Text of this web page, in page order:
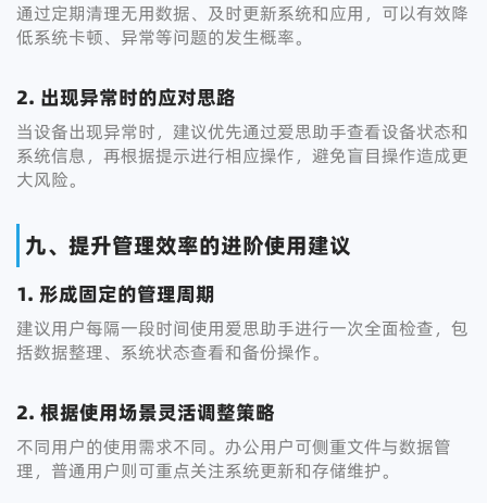
通过定期清理无用数据、及时更新系统和应用，可以有效降
低系统卡顿、异常等问题的发生概率。
2. 出现异常时的应对思路
当设备出现异常时，建议优先通过爱思助手查看设备状态和
系统信息，再根据提示进行相应操作，避免盲目操作造成更
大风险。
九、提升管理效率的进阶使用建议
1. 形成固定的管理周期
建议用户每隔一段时间使用爱思助手进行一次全面检查，包
括数据整理、系统状态查看和备份操作。
2. 根据使用场景灵活调整策略
不同用户的使用需求不同。办公用户可侧重文件与数据管
理，普通用户则可重点关注系统更新和存储维护。